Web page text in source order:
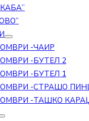
-ЧАИР
-БУТЕЛ 2
-БУТЕЛ 1
-СТРАШО
-ТАШКО